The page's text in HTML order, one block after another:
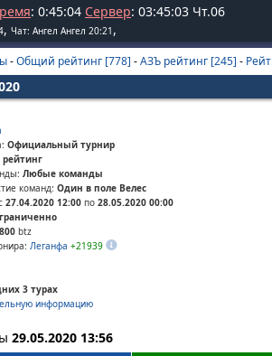
: 0:45:04 Сервер: 03:45:03 Чт.06
, Чат: Ангел Ангел 20:21 ,
-Общий рейтинг [778] -АЗЪ рейтинг [245] -
Официальный турнир
Любые команды
команд: Один в поле Велес
27.04.2020 12:00 по 28.05.2020 00:00
800 btz
Леганфа +21939
3 турах
информацию
29.05.2020 13:56